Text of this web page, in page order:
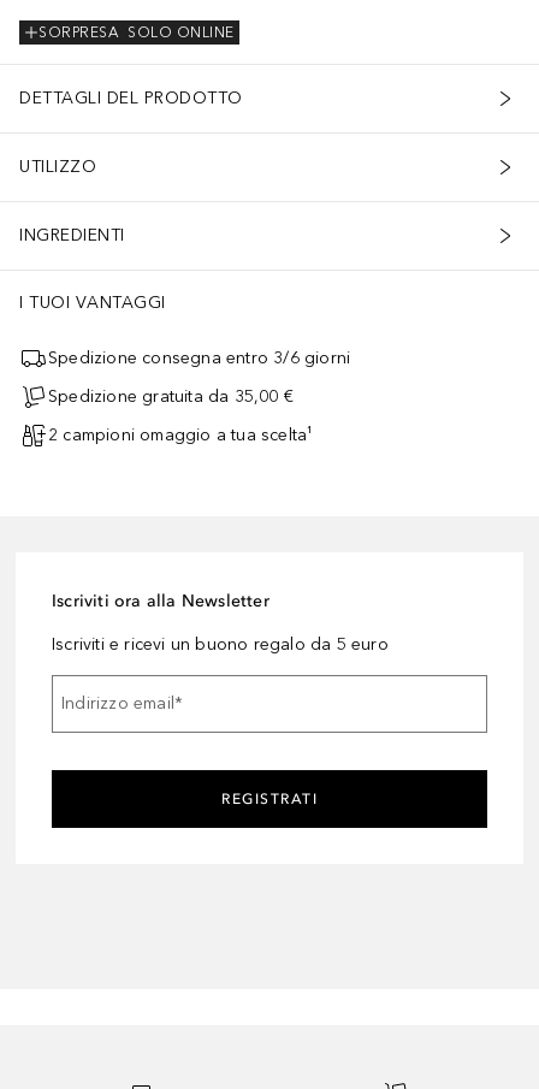
SOLO ONLINE
SORPRESA
DETTAGLI DEL PRODOTTO
UTILIZZO
INGREDIENTI
I TUOI VANTAGGI
Spedizione consegna entro 3/6 giorni
Spedizione gratuita da 35,00 €
2 campioni omaggio a tua scelta¹
Iscriviti ora alla Newsletter
Iscriviti e ricevi un buono regalo da 5 euro
Indirizzo email*
REGISTRATI